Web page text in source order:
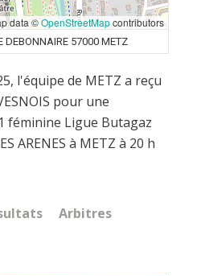
data ©OpenStreetMapcontributors
DEBONNAIRE 57000 METZ
l'équipe de METZ a reçu
pour une
féminine Ligue Butagaz
ARENES à METZ à 20 h
Arbitres